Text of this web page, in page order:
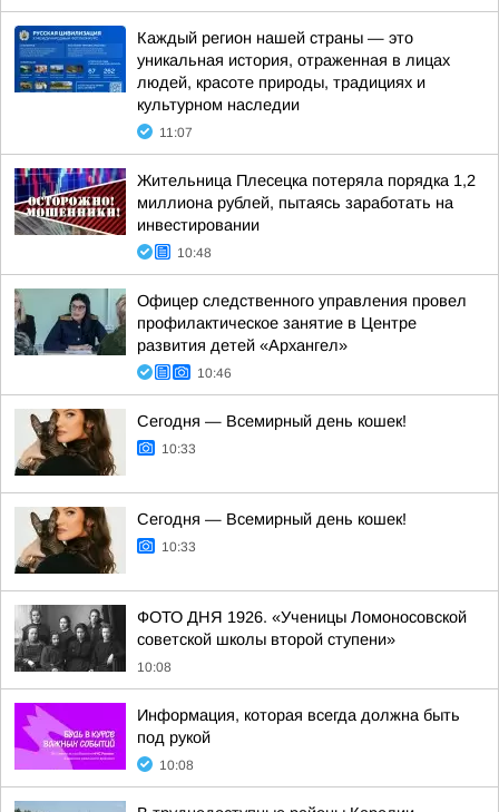
Каждый регион нашей страны — это
уникальная история, отраженная в лицах
людей, красоте природы, традициях и
культурном наследии
11:07
Жительница Плесецка потеряла порядка 1,2
миллиона рублей, пытаясь заработать на
инвестировании
10:48
Офицер следственного управления провел
профилактическое занятие в Центре
развития детей «Архангел»
10:46
Сегодня — Всемирный день кошек!
10:33
Сегодня — Всемирный день кошек!
10:33
ФОТО ДНЯ 1926. «Ученицы Ломоносовской
советской школы второй ступени»
10:08
Информация, которая всегда должна быть
под рукой
10:08